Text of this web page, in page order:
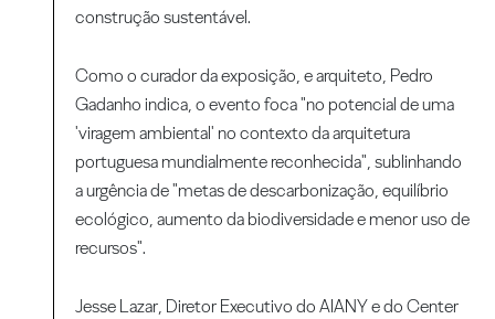
construção sustentável.
Como o curador da exposição, e arquiteto, Pedro
Gadanho indica, o evento foca "no potencial de uma
'viragem ambiental' no contexto da arquitetura
portuguesa mundialmente reconhecida", sublinhando
a urgência de "metas de descarbonização, equilíbrio
ecológico, aumento da biodiversidade e menor uso de
recursos".
Jesse Lazar, Diretor Executivo do AIANY e do Center